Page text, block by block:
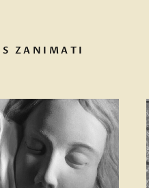
ZANIMATI